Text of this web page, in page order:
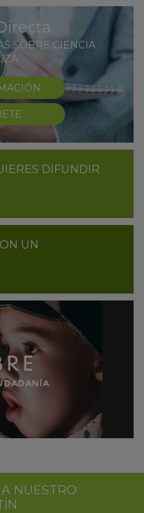
SOBRE CIENCIA
DIFUNDIR
UN
NUESTRO